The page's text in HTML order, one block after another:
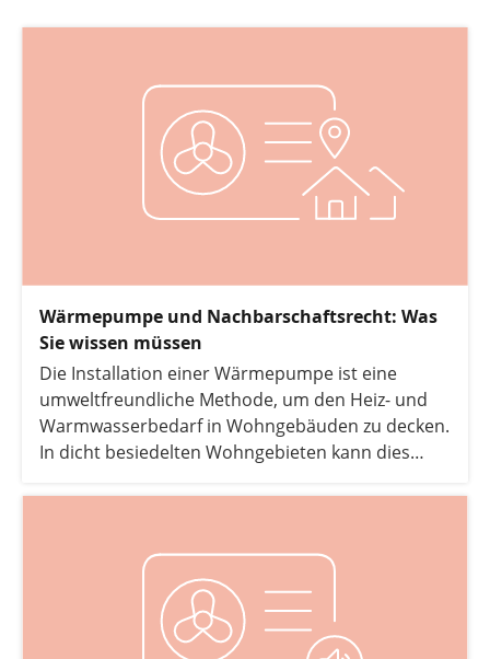
Wärmepumpe und Nachbarschaftsrecht: Was
Sie wissen müssen
Die Installation einer Wärmepumpe ist eine
umweltfreundliche Methode, um den Heiz- und
Warmwasserbedarf in Wohngebäuden zu decken.
In dicht besiedelten Wohngebieten kann dies
Nachbarschaftsrecht betreffen.